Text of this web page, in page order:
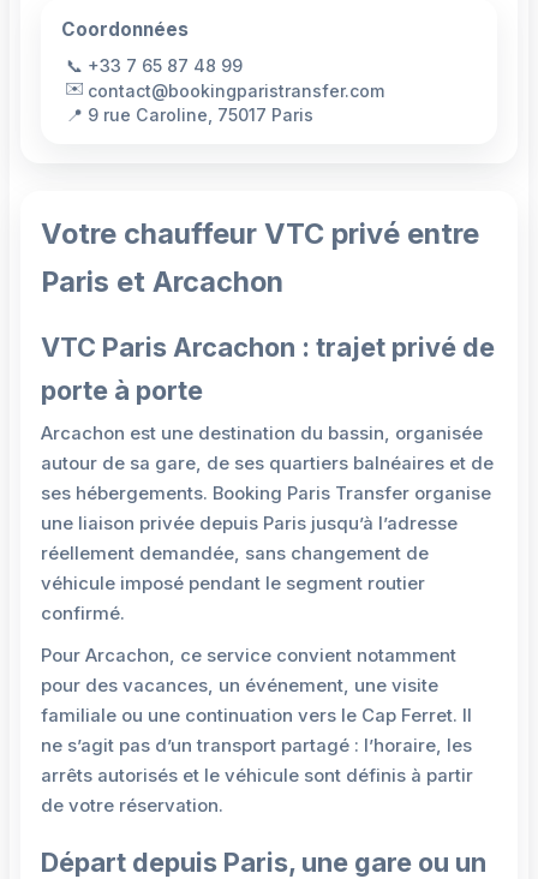
Coordonnées
📞 +33 7 65 87 48 99
✉️ contact@bookingparistransfer.com
📍 9 rue Caroline, 75017 Paris
Votre chauffeur VTC privé entre
Paris et Arcachon
VTC Paris Arcachon : trajet privé de
porte à porte
Arcachon est une destination du bassin, organisée
autour de sa gare, de ses quartiers balnéaires et de
ses hébergements. Booking Paris Transfer organise
une liaison privée depuis Paris jusqu’à l’adresse
réellement demandée, sans changement de
véhicule imposé pendant le segment routier
confirmé.
Pour Arcachon, ce service convient notamment
pour des vacances, un événement, une visite
familiale ou une continuation vers le Cap Ferret. Il
ne s’agit pas d’un transport partagé : l’horaire, les
arrêts autorisés et le véhicule sont définis à partir
de votre réservation.
Départ depuis Paris, une gare ou un